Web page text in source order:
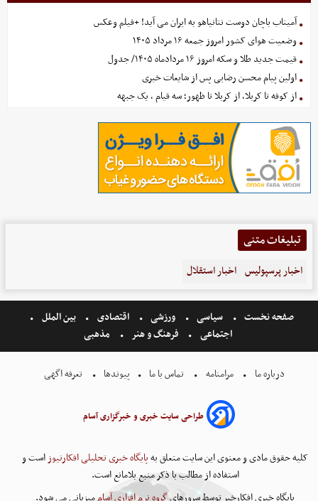
آمیتاب باچان دوست نتانیاهو به ایران می آید! +فیلم وعکس
وضعیت هوای کشور امروز جمعه ۱۶ مرداد ۱۴۰۵
قیمت جدید طلا و سکه امروز ۱۶ مردادماه ۱۴۰۵/ جدول
اولین پیام محسن رضایی پس از شایعات خبری
از کوفه تا کربلا، از کربلا تا ظهور؛ سه قیام ، یک جبهه
تبلیغات متنی
اخبار پرسپولیس اخبار استقلال
صفحه نخست سیاسی ورزشی اقتصادی
بین الملل
اجتماعی
فرهنگ و هنر مذهبی
درباره ما مرامنامه تماس با ما پیوندها تعرفه اگهی
طراحی سایت خبری و خبرگزاری آسام
کلیه حقوق مادی و معنوی این سایت متعلق بهپایگاه خبری تحلیلی افکارنیوزاست و
استفاده از مطالب با ذکر منبع بلامانع است.